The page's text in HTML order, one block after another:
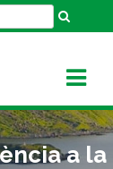
a la